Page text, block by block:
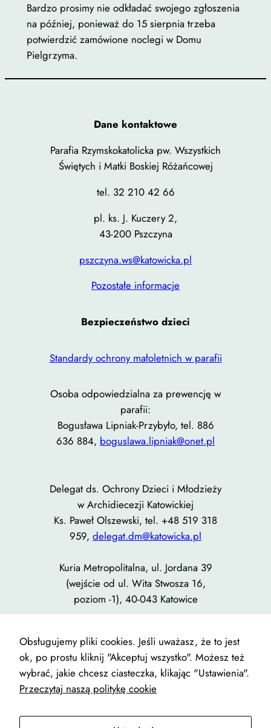
Bardzo prosimy nie odkładać swojego zgłoszenia
na później, ponieważ do 15 sierpnia trzeba
potwierdzić zamówione noclegi w Domu
Pielgrzyma.
Dane kontaktowe
Parafia Rzymskokatolicka pw. Wszystkich
Świętych i Matki Boskiej Różańcowej
tel. 32 210 42 66
pl. ks. J. Kuczery 2,
43-200 Pszczyna
pszczyna.ws@katowicka.pl
Pozostałe informacje
Bezpieczeństwo dzieci
Standardy ochrony małoletnich w parafii
Osoba odpowiedzialna za prewencję w
parafii:
Bogusława Lipniak-Przybyło, tel. 886
636 884, boguslawa.lipniak@onet.pl
Delegat ds. Ochrony Dzieci i Młodzieży
w Archidiecezji Katowickiej
Ks. Paweł Olszewski, tel. +48 519 318
959, delegat.dm@katowicka.pl
Kuria Metropolitalna, ul. Jordana 39
(wejście od ul. Wita Stwosza 16,
poziom -1), 40-043 Katowice
Informacje o zasadach ochrony
Designed withWordPress| Copyright © Parafia
Obsługujemy pliki cookies. Jeśli uważasz, że to jest
ok, po prostu kliknij "Akceptuj wszystko". Możesz też
wybrać, jakie chcesz ciasteczka, klikając "Ustawienia".
Przeczytaj naszą politykę cookie
tego, jak
strona jest
używana.
działała jak
najlepiej
podczas twojego
przejścia na nią.
Jeśli odrzucisz te
niektóre funkcje
znikną ze strony
Marketing
swoje
podczas
strony, zwiększasz
zobaczenie
spersonalizowanych